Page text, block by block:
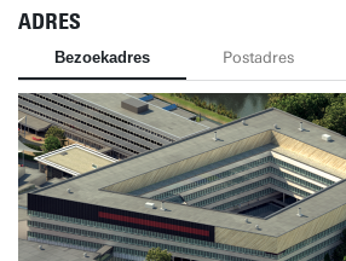
ADRES
Bezoekadres Postadres